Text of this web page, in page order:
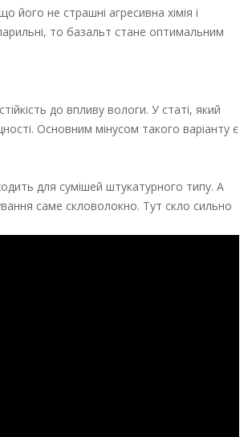
не страшні агресивна хімія і
то базальт стане оптимальним
до впливу вологи. У статі, який
Основним мінусом такого варіанту є
для сумішей штукатурного типу. А
саме скловолокно. Тут скло сильно